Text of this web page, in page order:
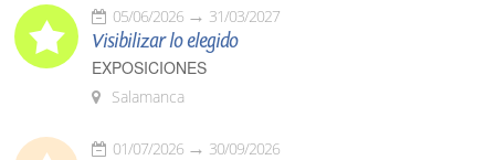
05/06/2026 31/03/2027
Visibilizar lo elegido
EXPOSICIONES
Salamanca
01/07/2026 30/09/2026